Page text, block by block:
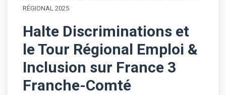
RÉGIONAL 2025
Halte Discriminations et
le Tour Régional Emploi &
Inclusion sur France 3
Franche-Comté